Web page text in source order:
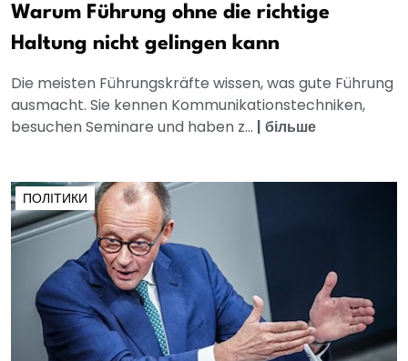
Warum Führung ohne die richtige
Haltung nicht gelingen kann
Die meisten Führungskräfte wissen, was gute Führung
ausmacht. Sie kennen Kommunikationstechniken,
besuchen Seminare und haben z... | більше
ПОЛІТИКИ